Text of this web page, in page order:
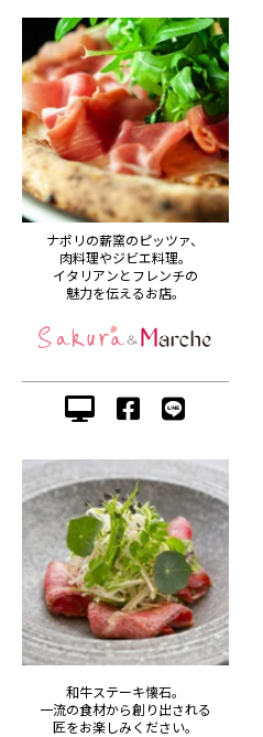
ナポリの薪窯のピッツァ、
肉料理やジビエ料理。
イタリアンとフレンチの
魅力を伝えるお店。
和牛ステーキ懐石。
一流の食材から創り出される
匠をお楽しみください。